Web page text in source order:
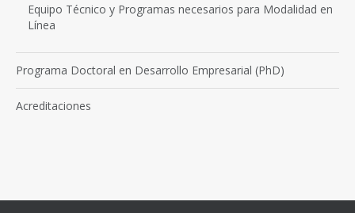
Equipo Técnico y Programas necesarios para Modalidad en
Línea
Programa Doctoral en Desarrollo Empresarial (PhD)
Acreditaciones